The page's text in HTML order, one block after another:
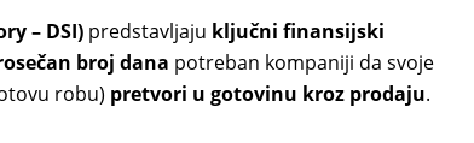
– DSI) predstavljaju ključni finansijski
broj dana potreban kompaniji da svoje
robu) pretvori u gotovinu kroz prodaju.